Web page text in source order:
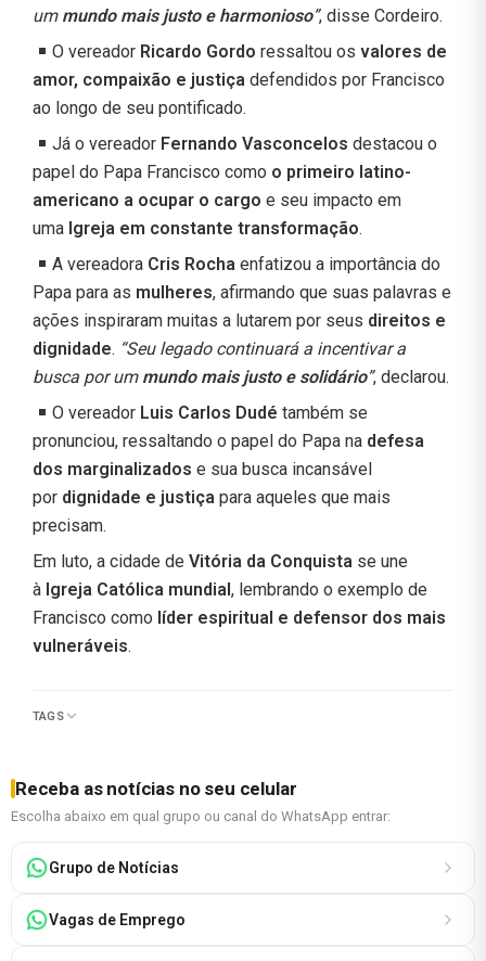
um mundo mais justo e harmonioso”, disse Cordeiro.
O vereador Ricardo Gordo ressaltou osvalores de
amor, compaixão e justiça defendidos por Francisco
ao longo de seu pontificado.
Já o vereador Fernando Vasconcelos destacou o
papel do Papa Francisco como o primeiro latino-
americano a ocupar o cargo e seu impacto em
uma Igreja em constante transformação.
A vereadora Cris Rocha enfatizou a importância do
Papa para as mulheres, afirmando que suas palavras e
ações inspiraram muitas a lutarem por seus direitos e
dignidade. “Seu legado continuará a incentivar a
busca por um mundo mais justo e solidário”, declarou.
O vereador Luis Carlos Dudé também se
pronunciou, ressaltando o papel do Papa na defesa
dos marginalizados e sua busca incansável
por dignidade e justiça para aqueles que mais
precisam.
Em luto, a cidade de Vitória da Conquista se une
à Igreja Católica mundial, lembrando o exemplo de
Francisco como líder espiritual e defensor dos mais
vulneráveis.
TAGS
Receba as notícias no seu celular
Escolha abaixo em qual grupo ou canal do WhatsApp entrar:
Grupo de Notícias
Vagas de Emprego